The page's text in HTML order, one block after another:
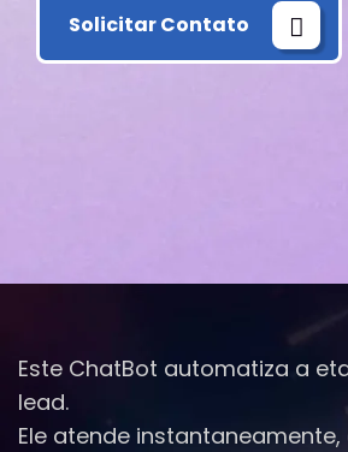
Solicitar Contato
Este ChatBot automatiza a
lead.
Ele atende